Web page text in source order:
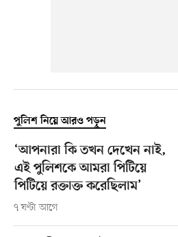
পুলিশ নিয়ে আরও পড়ুন
‘আপনারা কি তখন দেখেন নাই,
এই পুলিশকে আমরা পিটিয়ে
পিটিয়ে রক্তাক্ত করেছিলাম’
৭ ঘণ্টা আগে